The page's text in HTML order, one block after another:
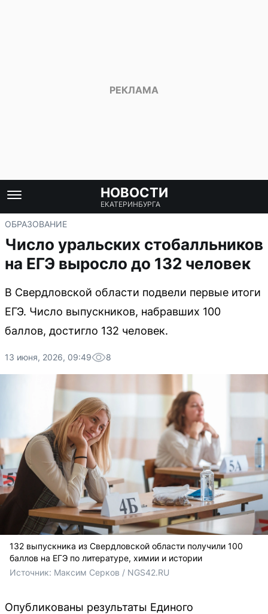
НОВОСТИ
ЕКАТЕРИНБУРГА
ОБРАЗОВАНИЕ
Число уральских стобалльников
на ЕГЭ выросло до 132 человек
В Свердловской области подвели первые итоги
ЕГЭ. Число выпускников, набравших 100
баллов, достигло 132 человек.
13 июня, 2026, 09:49 8
132 выпускника из Свердловской области получили 100
баллов на ЕГЭ по литературе, химии и истории
Источник: Максим Серков / NGS42.RU
Опубликованы результаты Единого